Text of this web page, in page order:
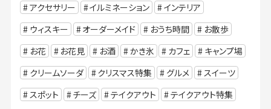
アクセサリー
イルミネーション
インテリア
ウィスキー
オーダーメイド おうち時間
お散歩
お花
お花見 お酒 かき氷 カフェ
キャンプ場
クリームソーダ
クリスマス特集 グルメ
スイーツ
スポット
チーズ テイクアウト
テイクアウト特集